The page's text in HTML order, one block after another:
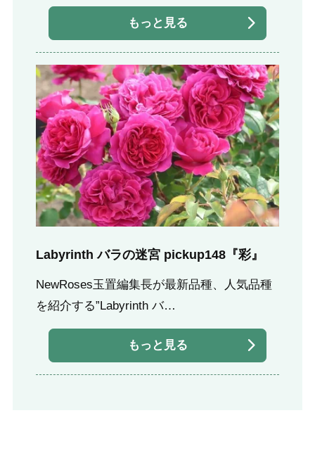
もっと見る
Labyrinth バラの迷宮 pickup148『彩』
NewRoses玉置編集長が最新品種、人気品種
を紹介する”Labyrinth バ…
もっと見る